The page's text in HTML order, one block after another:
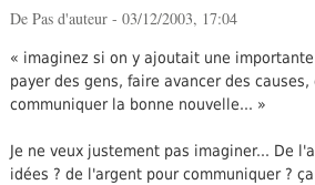
De Pas d'auteur - 03/12/2003, 17:04
« imaginez si on y ajoutait une
payer des gens, faire avancer des
communiquer la bonne nouvelle... »
Je ne veux justement pas imaginer... De
idées ? de l'argent pour communiquer ?